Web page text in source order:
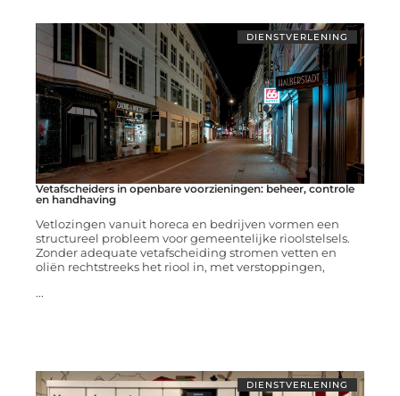
DIENSTVERLENING
Vetafscheiders in openbare voorzieningen: beheer, controle
en handhaving
Vetlozingen vanuit horeca en bedrijven vormen een
structureel probleem voor gemeentelijke rioolstelsels.
Zonder adequate vetafscheiding stromen vetten en
oliën rechtstreeks het riool in, met verstoppingen,
...
DIENSTVERLENING